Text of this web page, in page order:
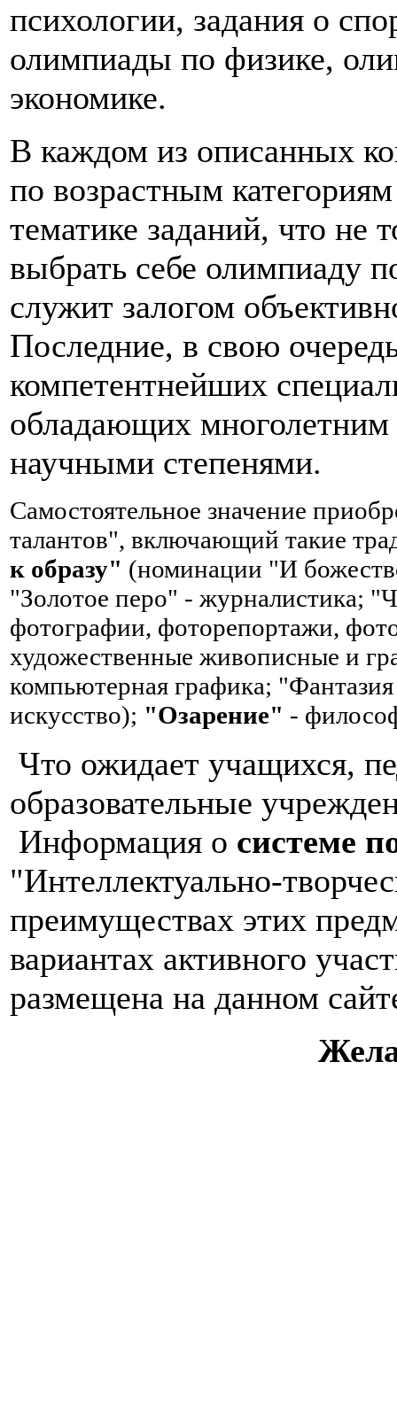
психологии, задания о
олимпиады по физике,
экономике.
В каждом из описанных
по возрастным
тематике заданий, что не
выбрать себе олимпиаду
служит залогом
Последние, в свою
компетентнейших
обладающих
научными степенями.
Самостоятельное значение
талантов", включающий такие
к образу" (номинации "И
"Золотое перо" - журналистика;
фотографии, фоторепортажи,
художественные живописные и
компьютерная графика;
искусство); "Озарение" -
Что ожидает учащихся,
образовательные
Информация о системе
"Интеллектуально-
преимуществах этих
вариантах активного
размещена на данном